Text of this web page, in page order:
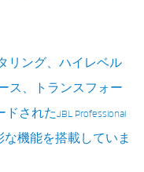
リング、ハイレベル
ス、トランスフォー
されたJBL Professional
機能を搭載していま